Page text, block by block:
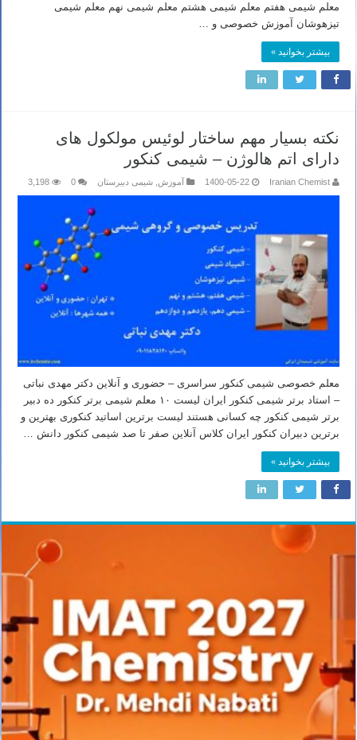
معلم شیمی هفتم معلم شیمی هشتم معلم شیمی نهم معلم شیمی
تیزهوشان آموزش خصوصی و …
بیشتر بخوانید »
نکته بسیار مهم ساختار لوئیس مولکول های
دارای اتم هالوژن – شیمی کنکور
Iranian Chemist
1400-05-22 آموزش شیمی دبیرستان 0
3,198
معلم خصوصی شیمی کنکور سراسری – حضوری و آنلاین دکتر مهدی نباتی
– استاد برتر شیمی کنکور ایران لیست ۱۰ معلم شیمی برتر کنکور ده دبیر
برتر شیمی کنکور چه کسانی هستند لیست برترین اساتید کنکوری بهترین و
برترین دبیران کنکور ایران کلاس آنلاین صفر تا صد شیمی کنکور دانش …
بیشتر بخوانید »